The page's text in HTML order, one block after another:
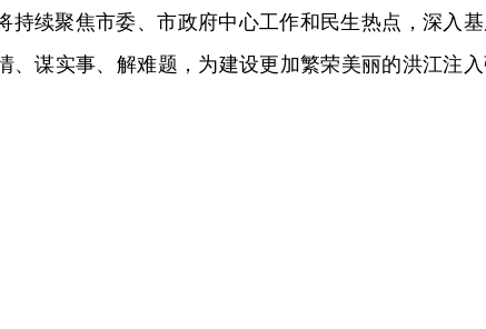
持续聚焦市委、市政府中心工作和民生热点，深入
、谋实事、解难题，为建设更加繁荣美丽的洪江注